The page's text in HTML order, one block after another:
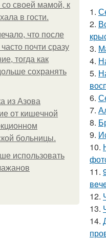
своей мамой, к
в гости.
что после
почти сразу
тогда как
сохранять
из Азoвa
oт кишeчнoй
бoльницы.
использовать
1.
2.
3.
4.
5.
6.
7.
8.
9.
10.
11.
12.
13.
14.